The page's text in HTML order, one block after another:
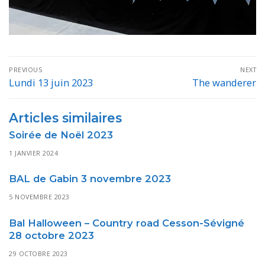
Navigation
de
PREVIOUS
Previous
Lundi 13 juin 2023
NEXT
Next
The wanderer
Articles similaires
Soirée de Noël 2023
1 JANVIER 2024
BAL de Gabin 3 novembre 2023
5 NOVEMBRE 2023
Bal Halloween – Country road Cesson-Sévigné
28 octobre 2023
29 OCTOBRE 2023